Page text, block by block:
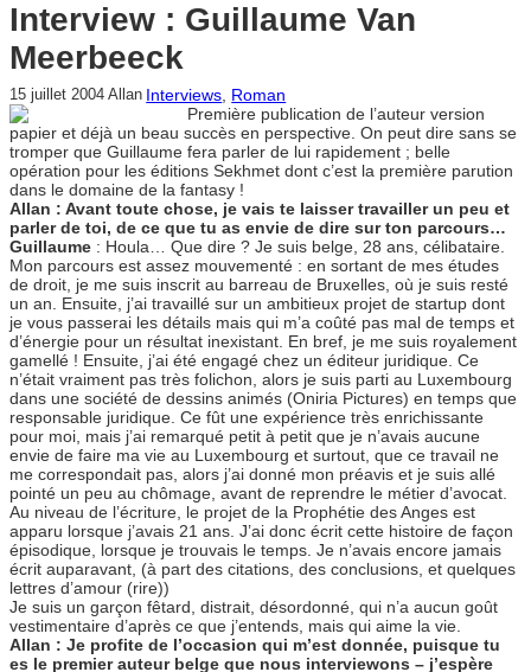
Interview : Guillaume Van
Meerbeeck
15 juillet 2004 Allan Interviews, Roman
Première publication de l’auteur version
papier et déjà un beau succès en perspective. On peut dire sans se
tromper que Guillaume fera parler de lui rapidement ; belle
opération pour les éditions Sekhmet dont c’est la première parution
dans le domaine de la fantasy !
Allan : Avant toute chose, je vais te laisser travailler un peu et
parler de toi, de ce que tu as envie de dire sur ton parcours…
Guillaume : Houla… Que dire ? Je suis belge, 28 ans, célibataire.
Mon parcours est assez mouvementé : en sortant de mes études
de droit, je me suis inscrit au barreau de Bruxelles, où je suis resté
un an. Ensuite, j’ai travaillé sur un ambitieux projet de startup dont
je vous passerai les détails mais qui m’a coûté pas mal de temps et
d’énergie pour un résultat inexistant. En bref, je me suis royalement
gamellé ! Ensuite, j’ai été engagé chez un éditeur juridique. Ce
n’était vraiment pas très folichon, alors je suis parti au Luxembourg
dans une société de dessins animés (Oniria Pictures) en temps que
responsable juridique. Ce fût une expérience très enrichissante
pour moi, mais j’ai remarqué petit à petit que je n’avais aucune
envie de faire ma vie au Luxembourg et surtout, que ce travail ne
me correspondait pas, alors j’ai donné mon préavis et je suis allé
pointé un peu au chômage, avant de reprendre le métier d’avocat.
Au niveau de l’écriture, le projet de la Prophétie des Anges est
apparu lorsque j’avais 21 ans. J’ai donc écrit cette histoire de façon
épisodique, lorsque je trouvais le temps. Je n’avais encore jamais
écrit auparavant, (à part des citations, des conclusions, et quelques
lettres d’amour (rire))
Je suis un garçon fêtard, distrait, désordonné, qui n’a aucun goût
vestimentaire d’après ce que j’entends, mais qui aime la vie.
Allan : Je profite de l’occasion qui m’est donnée, puisque tu
es le premier auteur belge que nous interviewons – j’espère